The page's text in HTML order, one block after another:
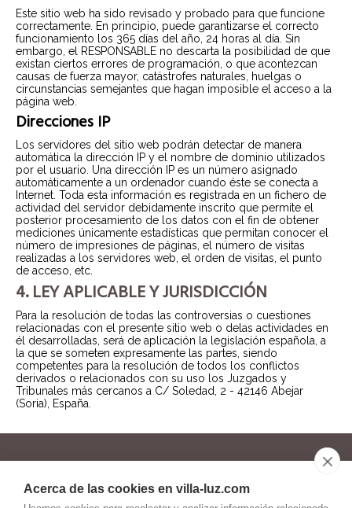
Acerca de las cookies en villa-luz.com
Este sitio web ha sido revisado y probado para que funcione
correctamente. En principio, puede garantizarse el correcto
funcionamiento los 365 días del año, 24 horas al día. Sin
embargo, el RESPONSABLE no descarta la posibilidad de que
existan ciertos errores de programación, o que acontezcan
causas de fuerza mayor, catástrofes naturales, huelgas o
circunstancias semejantes que hagan imposible el acceso a la
página web.
Direcciones IP
Los servidores del sitio web podrán detectar de manera
automática la dirección IP y el nombre de dominio utilizados
por el usuario. Una dirección IP es un número asignado
automáticamente a un ordenador cuando éste se conecta a
Internet. Toda esta información es registrada en un fichero de
actividad del servidor debidamente inscrito que permite el
posterior procesamiento de los datos con el fin de obtener
mediciones únicamente estadísticas que permitan conocer el
número de impresiones de páginas, el número de visitas
realizadas a los servidores web, el orden de visitas, el punto
de acceso, etc.
4. LEY APLICABLE Y JURISDICCIÓN
Para la resolución de todas las controversias o cuestiones
relacionadas con el presente sitio web o delas actividades en
él desarrolladas, será de aplicación la legislación española, a
la que se someten expresamente las partes, siendo
competentes para la resolución de todos los conflictos
derivados o relacionados con su uso los Juzgados y
Tribunales más cercanos a C/ Soledad, 2 - 42146 Abejar
(Soria), España.
655.594.985 975.373.117